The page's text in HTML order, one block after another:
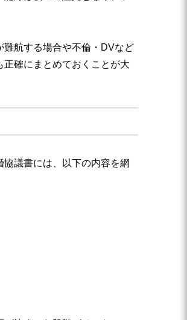
難航する場合や不倫・DVなど
確にまとめておくことが大
議書には、以下の内容を網